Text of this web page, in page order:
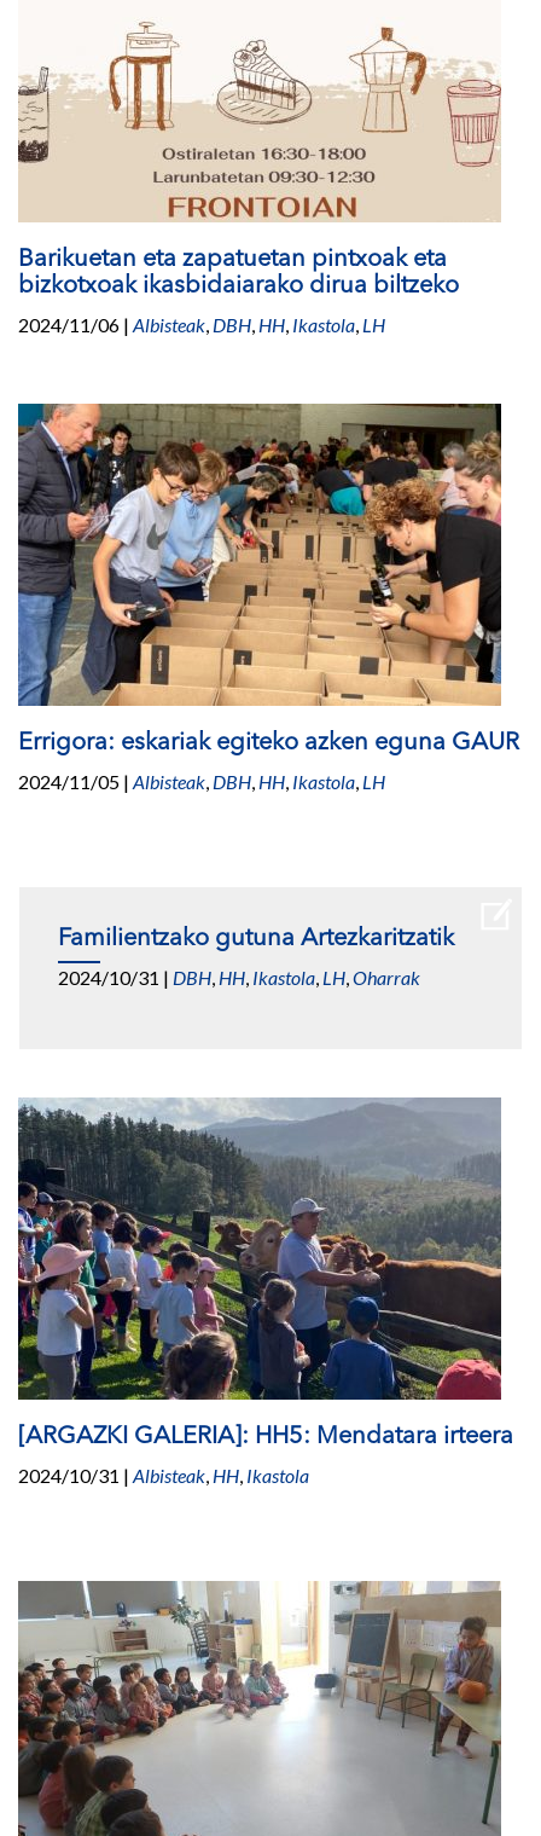
Barikuetan eta zapatuetan pintxoak eta
bizkotxoak ikasbidaiarako dirua biltzeko
2024/11/06 | Albisteak, DBH, HH, Ikastola, LH
Errigora: eskariak egiteko azken eguna GAUR
2024/11/05 | Albisteak, DBH, HH, Ikastola, LH
Familientzako gutuna Artezkaritzatik
2024/10/31 | DBH, HH, Ikastola, LH,Oharrak
[ARGAZKI GALERIA]: HH5: Mendatara irteera
2024/10/31 | Albisteak, HH, Ikastola